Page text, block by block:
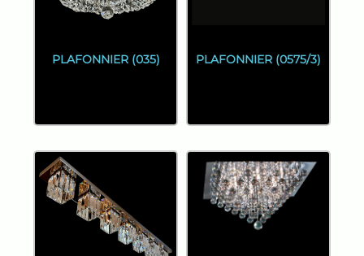
PLAFONNIER (035) PLAFONNIER (0575/3)